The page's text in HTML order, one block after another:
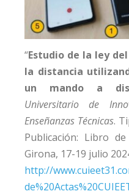
“Estudio de la ley
la distancia
un mando a
Universitario de
Enseñanzas Técnicas.
Publicación: Libro
Girona, 17-19 julio
http://